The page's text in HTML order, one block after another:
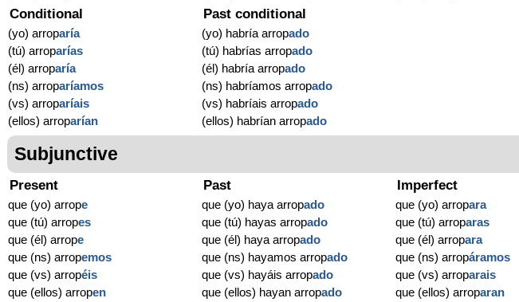
Conditional
(yo) arroparía
(tú) arroparías
(él) arroparía
(ns) arroparíamos
(vs) arroparíais
(ellos) arroparían
Past conditional
(yo) habría arropado
(tú) habrías arropado
(él) habría arropado
(ns) habríamos arropado
(vs) habríais arropado
(ellos) habrían arropado
Subjunctive
Present
que (yo) arrope
que (tú) arropes
que (él) arrope
que (ns) arropemos
que (vs) arropéis
que (ellos) arropen
Past
que (yo) haya arropado
que (tú) hayas arropado
que (él) haya arropado
que (ns) hayamos arropado
que (vs) hayáis arropado
que (ellos) hayan arropado
Imperfect
que (yo) arropara
que (tú) arroparas
que (él) arropara
que (ns) arropáramos
que (vs) arroparais
que (ellos) arroparan